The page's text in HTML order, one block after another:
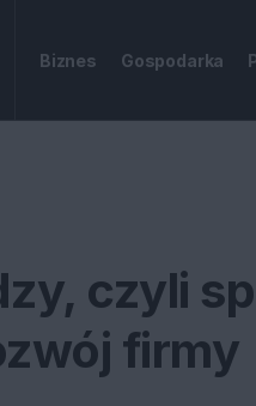
Biznes Gospodarka
czyli
firmy